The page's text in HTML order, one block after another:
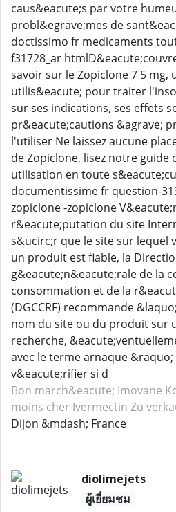
caus&eacute;s par votre
probl&egrave;mes de
doctissimo fr medicaments
f31728_ar
savoir sur le Zopiclone 7 5 mg,
utilis&eacute; pour traiter
sur ses indications, ses effets
pr&eacute;cautions &agrave;
l'utiliser Ne laissez aucune
de Zopiclone, lisez notre
utilisation en toute
documentissime fr question-
zopiclone -zopiclone
r&eacute;putation du site
s&ucirc;r que le site sur lequel
un produit est fiable, la
g&eacute;n&eacute;rale de la
consommation et de la
(DGCCRF) recommande
nom du site ou du produit sur
recherche,
avec le terme arnaque
v&eacute;rifier si d
Bon march&eacute; Imovane
moins cher Ivermectin Zu
Dijon &mdash; France
diolimejets
ผู้เยี่ยมชม